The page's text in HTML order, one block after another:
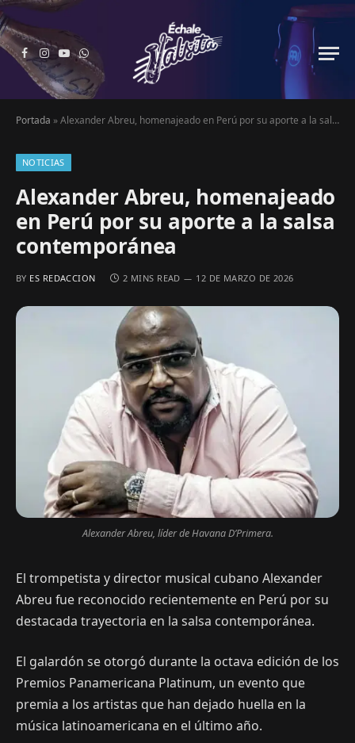
Facebook
Instagram
YouTubeWhatsApp
Portada »Alexander Abreu, homenajeado en Perú por su aporte a la salsa contemporánea
NOTICIAS
Alexander Abreu, homenajeado
en Perú por su aporte a la salsa
contemporánea
BY ES REDACCION 2 MINS READ 12 DE MARZO DE 2026
Alexander Abreu, líder de Havana D’Primera.
El trompetista y director musical cubano Alexander
Abreu fue reconocido recientemente en Perú por su
destacada trayectoria en la salsa contemporánea.
El galardón se otorgó durante la octava edición de los
Premios Panamericana Platinum, un evento que
premia a los artistas que han dejado huella en la
música latinoamericana en el último año.